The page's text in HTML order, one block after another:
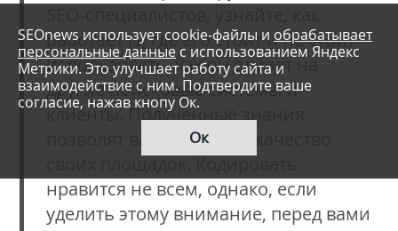
работает JS, где его стоит и не стоит
использовать, как он влияет на
другие поисковые системы и
клиенты. Полученные знания
позволят вам улучшить качество
нравится не всем, однако, если
уделить этому внимание, перед вами
SEOnews использует cookie-файлы и обрабатывает
персональные данные с использованием Яндекс
Метрики. Это улучшает работу сайта и
взаимодействие с ним. Подтвердите ваше
согласие, нажав кнопу Ок.
Ок